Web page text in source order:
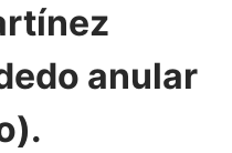
anular